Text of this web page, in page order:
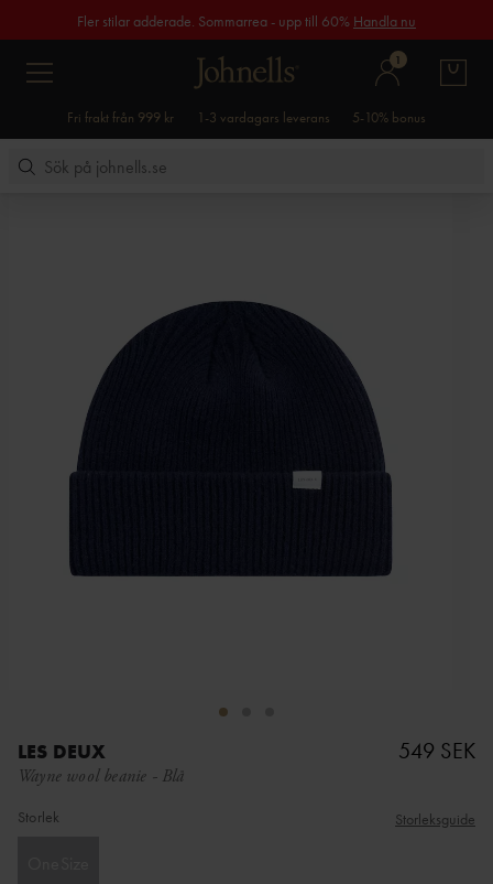
Fler stilar adderade. Sommarrea - upp till 60% Handla nu
1
Fri frakt från 999 kr 1-3 vardagars leverans 5-10% bonus
LES DEUX
Wayne wool beanie - Blå
549 SEK
Storlek Storleksguide